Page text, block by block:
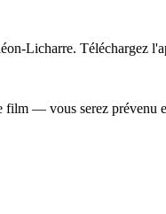
Licharre. Téléchargez
film — vous serez prévenu